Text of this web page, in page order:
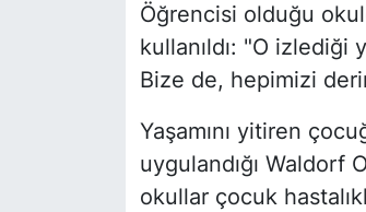
Öğrencisi olduğu
kullanıldı: "O
Bize de, hepimizi
Yaşamını yitiren
uygulandığı Waldorf
okullar çocuk